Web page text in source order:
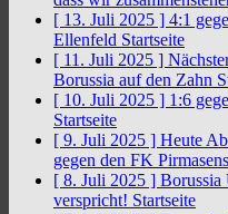
[ 13. Juli 2025 ] 4:1
Ellenfeld Startseite
[ 11. Juli 2025 ]
Borussia auf den Zahn
[ 10. Juli 2025 ] 1:6
Startseite
[ 9. Juli 2025 ] Heute
gegen den FK
[ 8. Juli 2025 ] Borussia
verspricht! Startseite